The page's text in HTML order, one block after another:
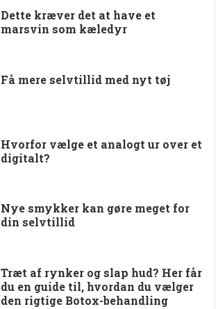
Dette kræver det at have et
marsvin som kæledyr
Få mere selvtillid med nyt tøj
Hvorfor vælge et analogt ur over et
digitalt?
Nye smykker kan gøre meget for
din selvtillid
Træt af rynker og slap hud? Her får
du en guide til, hvordan du vælger
den rigtige Botox-behandling